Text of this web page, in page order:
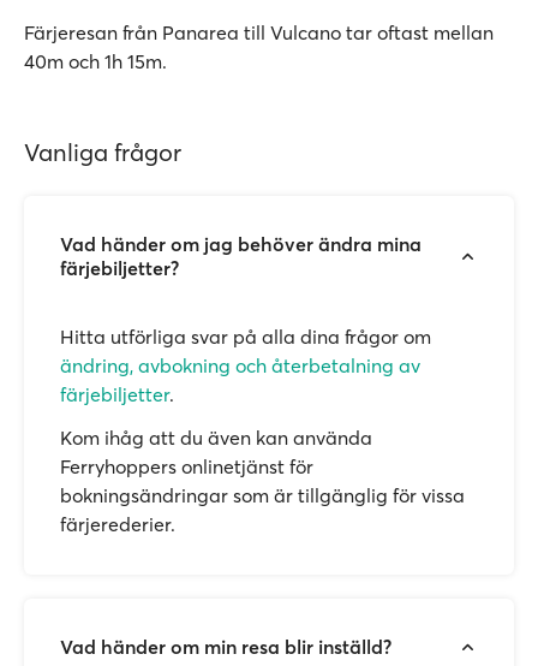
Färjeresan från Panarea till Vulcano tar oftast mellan
40m och 1h 15m.
Vanliga frågor
Vad händer om jag behöver ändra mina
färjebiljetter?
Hitta utförliga svar på alla dina frågor om
ändring, avbokning och återbetalning av
färjebiljetter.
Kom ihåg att du även kan använda
Ferryhoppers onlinetjänst för
bokningsändringar som är tillgänglig för vissa
färjerederier.
Vad händer om min resa blir inställd?